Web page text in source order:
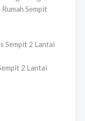
Sempit
2 Lantai